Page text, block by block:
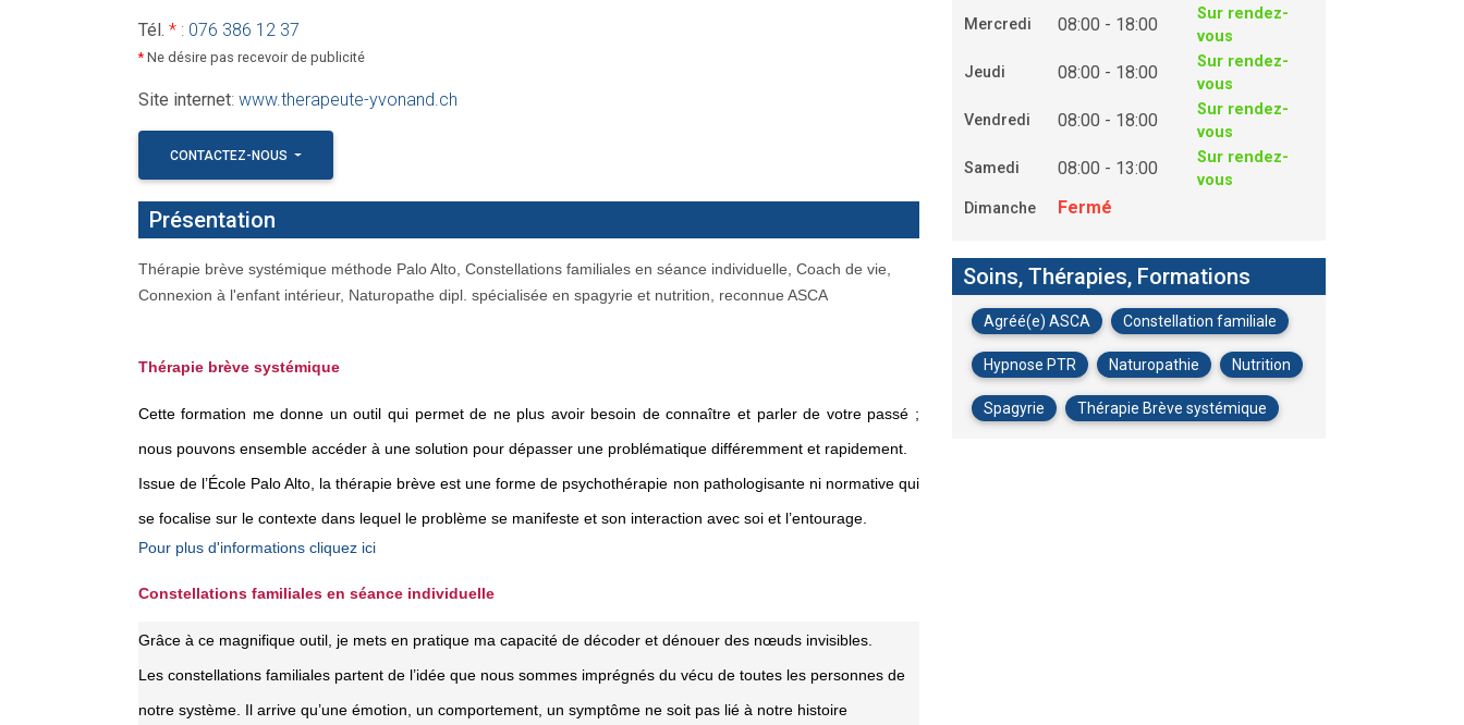
Tél. *: 076 386 12 37
*Ne désire pas recevoir de publicité
Site internet: www.therapeute-yvonand.ch
CONTACTEZ-NOUS
Présentation
Thérapie brève systémique méthode Palo Alto, Constellations familiales en séance individuelle, Coach de vie,
Connexion à l'enfant intérieur, Naturopathe dipl. spécialisée en spagyrie et nutrition, reconnue ASCA
Thérapie brève systémique
Cette formation me donne un outil qui permet de ne plus avoir besoin de connaître et parler de votre passé ;
nous pouvons ensemble accéder à une solution pour dépasser une problématique différemment et rapidement.
Issue de l’École Palo Alto, la thérapie brève est une forme de psychothérapie non pathologisante ni normative qui
se focalise sur le contexte dans lequel le problème se manifeste et son interaction avec soi et l’entourage.
Pour plus d'informations cliquez ici
Constellations familiales en séance individuelle
Grâce à ce magnifique outil, je mets en pratique ma capacité de décoder et dénouer des nœuds invisibles.
Les constellations familiales partent de l’idée que nous sommes imprégnés du vécu de toutes les personnes de
notre système. Il arrive qu’une émotion, un comportement, un symptôme ne soit pas lié à notre histoire
Mercredi
08:00 - 18:00
Sur rendez-
vous
Jeudi
08:00 - 18:00
Sur rendez-
vous
Vendredi
08:00 - 18:00
Sur rendez-
vous
Samedi
08:00 - 13:00
Sur rendez-
vous
Dimanche
Fermé
Soins, Thérapies, Formations
Agréé(e) ASCA Constellation familiale
Hypnose PTR Naturopathie Nutrition
Spagyrie Thérapie Brève systémique